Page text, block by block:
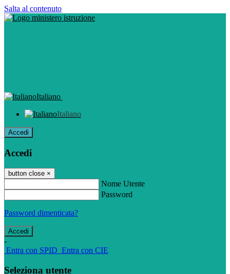
Salta al contenuto
Italiano
Italiano
Accedi
Accedi
button close ×
Nome Utente
Password
Password dimenticata?
-
Entra con SPID Entra con CIE
Seleziona utente